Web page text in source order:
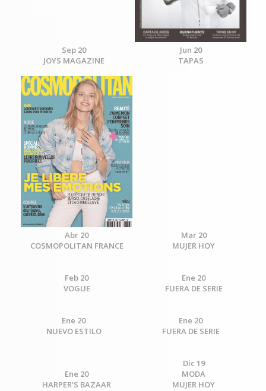
Sep 20
JOYS MAGAZINE
Jun 20
TAPAS
Abr 20
COSMOPOLITAN FRANCE
Mar 20
MUJER HOY
Feb 20
VOGUE
Ene 20
FUERA DE SERIE
Ene 20
NUEVO ESTILO
Ene 20
FUERA DE SERIE
Ene 20
HARPER'S BAZAAR
Dic 19
MODA
MUJER HOY